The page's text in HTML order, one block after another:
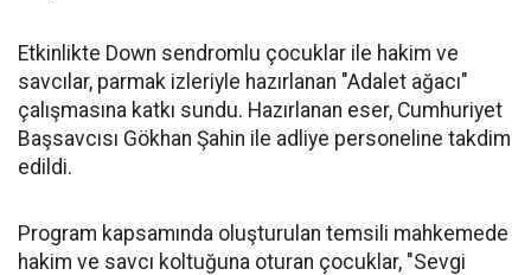
Etkinlikte Down sendromlu çocuklar ile hakim ve
savcılar, parmak izleriyle hazırlanan "Adalet ağacı"
çalışmasına katkı sundu. Hazırlanan eser, Cumhuriyet
Başsavcısı Gökhan Şahin ile adliye personeline takdim
edildi.
Program kapsamında oluşturulan temsili mahkemede
hakim ve savcı koltuğuna oturan çocuklar, "Sevgi